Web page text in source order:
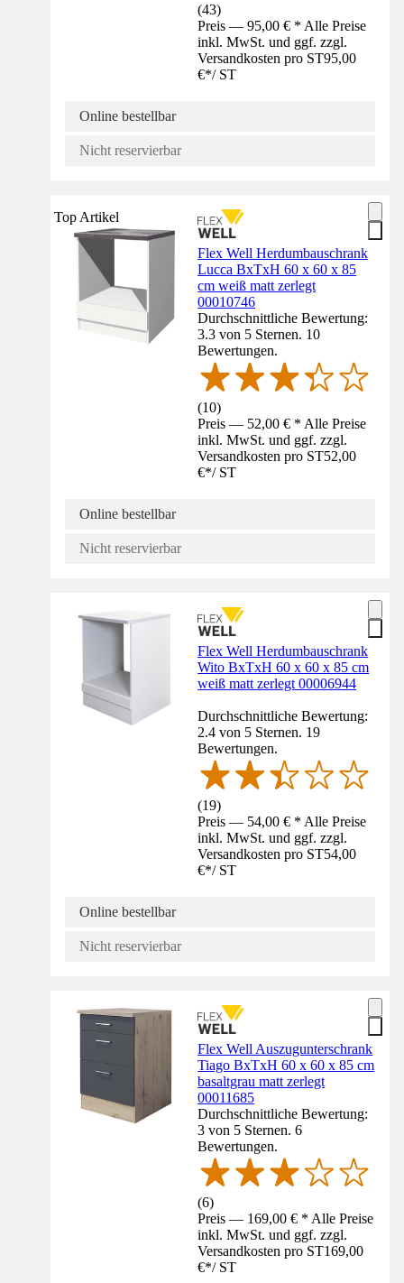
(43)
Preis — 95,00 € * Alle Preise
inkl. MwSt. und ggf. zzgl.
Versandkosten pro ST95,00
€*/ ST
Online bestellbar
Nicht reservierbar
Top Artikel
Flex Well Herdumbauschrank
Lucca BxTxH 60 x 60 x 85
cm weiß matt zerlegt
00010746
Durchschnittliche Bewertung:
3.3 von 5 Sternen. 10
Bewertungen.
(10)
Preis — 52,00 € * Alle Preise
inkl. MwSt. und ggf. zzgl.
Versandkosten pro ST52,00
€*/ ST
Online bestellbar
Nicht reservierbar
Flex Well Herdumbauschrank
Wito BxTxH 60 x 60 x 85 cm
weiß matt zerlegt 00006944
Durchschnittliche Bewertung:
2.4 von 5 Sternen. 19
Bewertungen.
(19)
Preis — 54,00 € * Alle Preise
inkl. MwSt. und ggf. zzgl.
Versandkosten pro ST54,00
€*/ ST
Online bestellbar
Nicht reservierbar
Flex Well Auszugunterschrank
Tiago BxTxH 60 x 60 x 85 cm
basaltgrau matt zerlegt
00011685
Durchschnittliche Bewertung:
3 von 5 Sternen. 6
Bewertungen.
(6)
Preis — 169,00 € * Alle Preise
inkl. MwSt. und ggf. zzgl.
Versandkosten pro ST169,00
€*/ ST